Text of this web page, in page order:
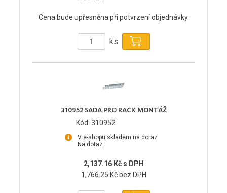
Cena bude upřesněna při potvrzení objednávky.
ks
310952 SADA PRO RACK MONTÁŽ
Kód: 310952
V e-shopu skladem na dotaz
Na dotaz
2,137.16 Kč s DPH
1,766.25 Kč bez DPH